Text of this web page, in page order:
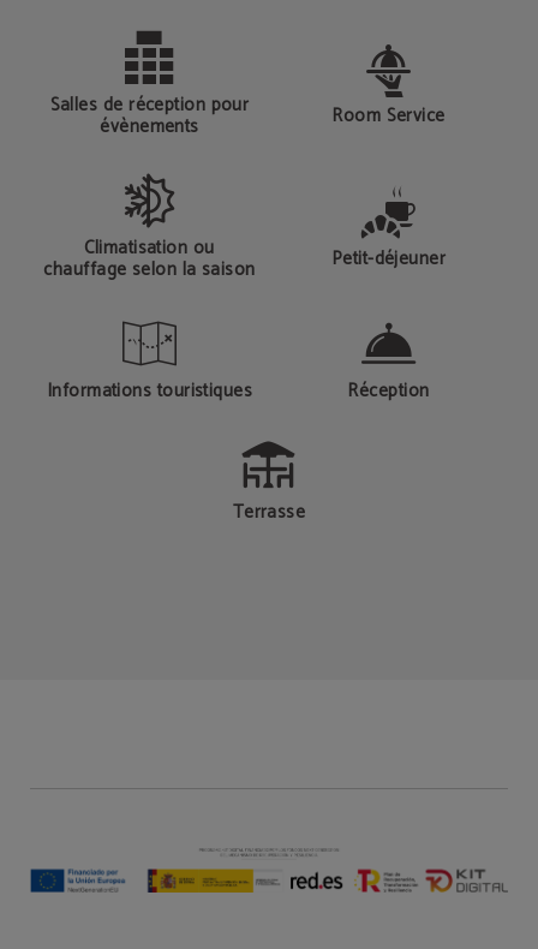
Salles de réception pour
évènements Room Service
Climatisation ou
chauffage selon la saison Petit-déjeuner
Informations touristiques Réception
Terrasse